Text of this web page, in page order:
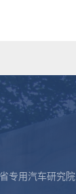
专用汽车研究院